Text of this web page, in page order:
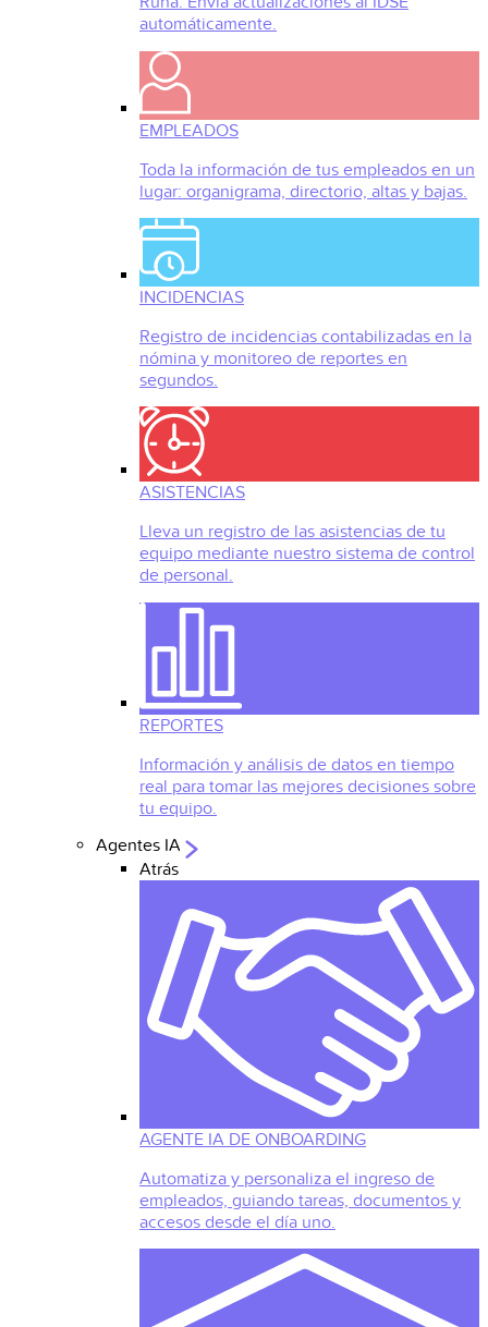
automáticamente.
EMPLEADOS
Toda la información de tus empleados en un
lugar: organigrama, directorio, altas y bajas.
INCIDENCIAS
Registro de incidencias contabilizadas en la
nómina y monitoreo de reportes en
segundos.
ASISTENCIAS
Lleva un registro de las asistencias de tu
equipo mediante nuestro sistema de control
de personal.
REPORTES
Información y análisis de datos en tiempo
real para tomar las mejores decisiones sobre
tu equipo.
Agentes IA
Atrás
AGENTE IA DE ONBOARDING
Automatiza y personaliza el ingreso de
empleados, guiando tareas, documentos y
accesos desde el día uno.